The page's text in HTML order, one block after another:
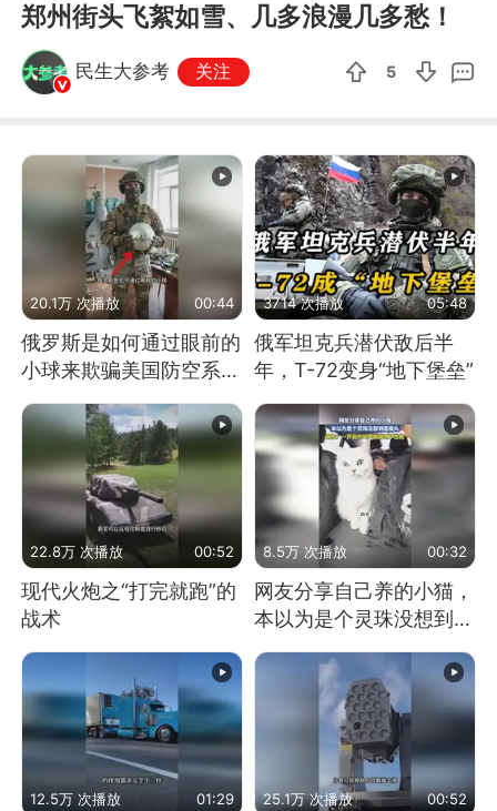
郑州街头飞絮如雪、几多浪漫几多愁！
民生大参考 关注 5
20.1万 次播放 00:44
俄罗斯是如何通过眼前的
小球来欺骗美国防空系统
的
3714 次播放 05:48
俄军坦克兵潜伏敌后半
年，T-72变身“地下堡垒”
22.8万 次播放 00:52
现代火炮之“打完就跑”的
战术
8.5万 次播放 00:32
网友分享自己养的小猫，
本以为是个灵珠没想到是
12.5万 次播放 01:29 25.1万 次播放 00:52